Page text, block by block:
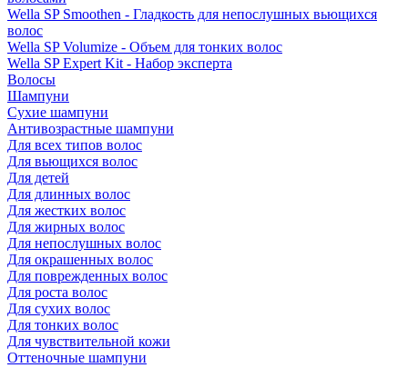
Wella SP Smoothen - Гладкость для непослушных вьющихся
волос
Wella SP Volumize - Объем для тонких волос
Wella SP Expert Kit - Набор эксперта
Волосы
Шампуни
Сухие шампуни
Антивозрастные шампуни
Для всех типов волос
Для вьющихся волос
Для детей
Для длинных волос
Для жестких волос
Для жирных волос
Для непослушных волос
Для окрашенных волос
Для поврежденных волос
Для роста волос
Для сухих волос
Для тонких волос
Для чувствительной кожи
Оттеночные шампуни